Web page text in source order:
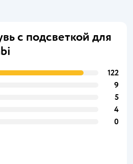
с подсветкой для
122
9
5
4
0